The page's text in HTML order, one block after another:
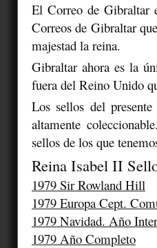
El Correo de Gibraltar
Correos de Gibraltar
majestad la reina.
Gibraltar ahora es la
fuera del Reino Unido
Los sellos del
altamente
sellos de los que
Reina Isabel II
1979 Sir Rowland Hill
1979 Europa Cept.
1979 Navidad. Año
1979 Año Completo